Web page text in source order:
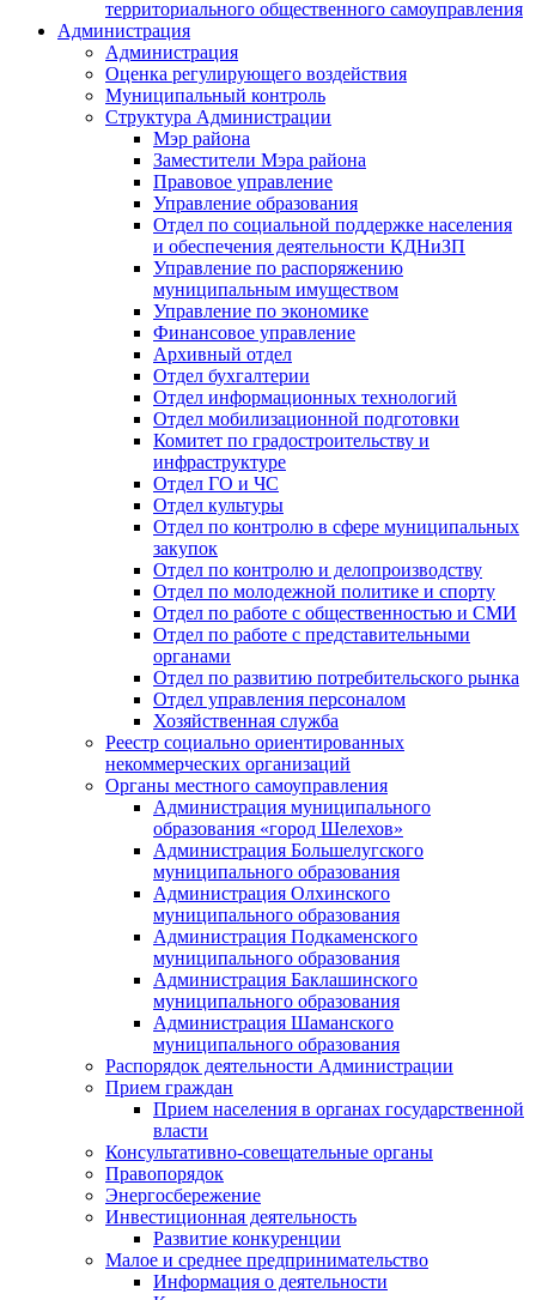
территориального общественного самоуправления
Администрация
Администрация
Оценка регулирующего воздействия
Муниципальный контроль
Структура Администрации
Мэр района
Заместители Мэра района
Правовое управление
Управление образования
Отдел по социальной поддержке населения
и обеспечения деятельности КДНиЗП
Управление по распоряжению
муниципальным имуществом
Управление по экономике
Финансовое управление
Архивный отдел
Отдел бухгалтерии
Отдел информационных технологий
Отдел мобилизационной подготовки
Комитет по градостроительству и
инфраструктуре
Отдел ГО и ЧС
Отдел культуры
Отдел по контролю в сфере муниципальных
закупок
Отдел по контролю и делопроизводству
Отдел по молодежной политике и спорту
Отдел по работе с общественностью и СМИ
Отдел по работе с представительными
органами
Отдел по развитию потребительского рынка
Отдел управления персоналом
Хозяйственная служба
Реестр социально ориентированных
некоммерческих организаций
Органы местного самоуправления
Администрация муниципального
образования «город Шелехов»
Администрация Большелугского
муниципального образования
Администрация Олхинского
муниципального образования
Администрация Подкаменского
муниципального образования
Администрация Баклашинского
муниципального образования
Администрация Шаманского
муниципального образования
Распорядок деятельности Администрации
Прием граждан
Прием населения в органах государственной
власти
Консультативно-совещательные органы
Правопорядок
Энергосбережение
Инвестиционная деятельность
Развитие конкуренции
Малое и среднее предпринимательство
Информация о деятельности